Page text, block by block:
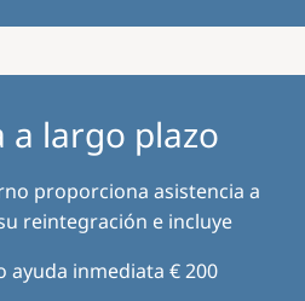
a largo plazo
proporciona asistencia a
reintegración e incluye:
200 € en efectivo como ayuda inmediata